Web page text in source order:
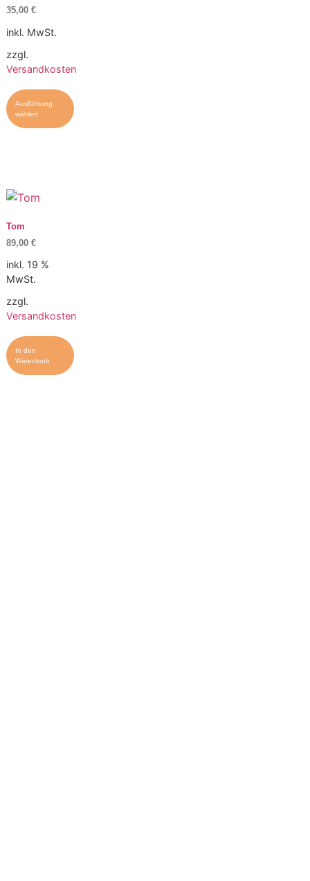
35,00 €
inkl. MwSt.
zzgl.
Versandkosten
Ausführung
wählen
Tom
89,00 €
inkl. 19 %
MwSt.
zzgl.
Versandkosten
In den
Warenkorb